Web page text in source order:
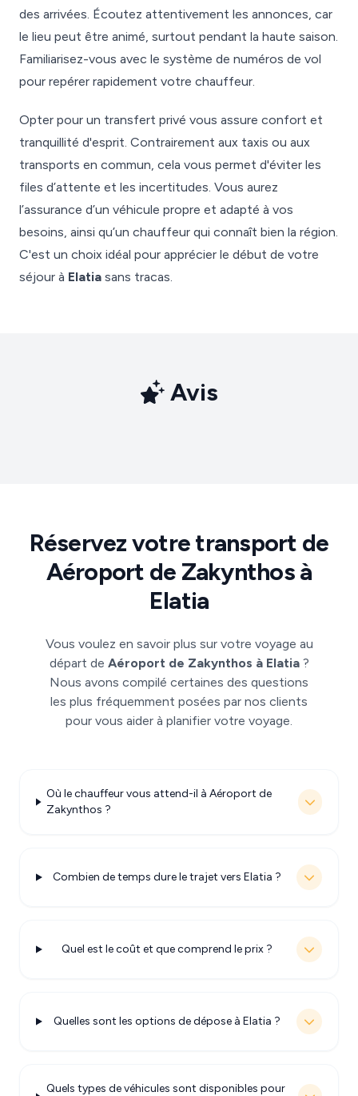
des arrivées. Écoutez attentivement les annonces, car
le lieu peut être animé, surtout pendant la haute saison.
Familiarisez-vous avec le système de numéros de vol
pour repérer rapidement votre chauffeur.
Opter pour un transfert privé vous assure confort et
tranquillité d'esprit. Contrairement aux taxis ou aux
transports en commun, cela vous permet d'éviter les
files d’attente et les incertitudes. Vous aurez
l’assurance d’un véhicule propre et adapté à vos
besoins, ainsi qu’un chauffeur qui connaît bien la région.
C'est un choix idéal pour apprécier le début de votre
séjour à Elatia sans tracas.
Avis
Réservez votre transport de
Aéroport de Zakynthos à
Elatia
Vous voulez en savoir plus sur votre voyage au
départ de Aéroport de Zakynthos à Elatia ?
Nous avons compilé certaines des questions
les plus fréquemment posées par nos clients
pour vous aider à planifier votre voyage.
Où le chauffeur vous attend-il à Aéroport de
Zakynthos ?
Combien de temps dure le trajet vers Elatia ?
Quel est le coût et que comprend le prix ?
Quelles sont les options de dépose à Elatia ?
Quels types de véhicules sont disponibles pour